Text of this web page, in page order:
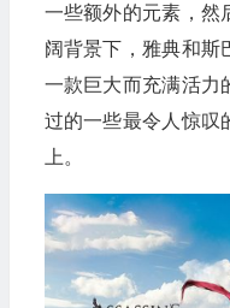
一些额外的元素，然
阔背景下，雅典和斯
一款巨大而充满活力
过的一些最令人惊叹
上。